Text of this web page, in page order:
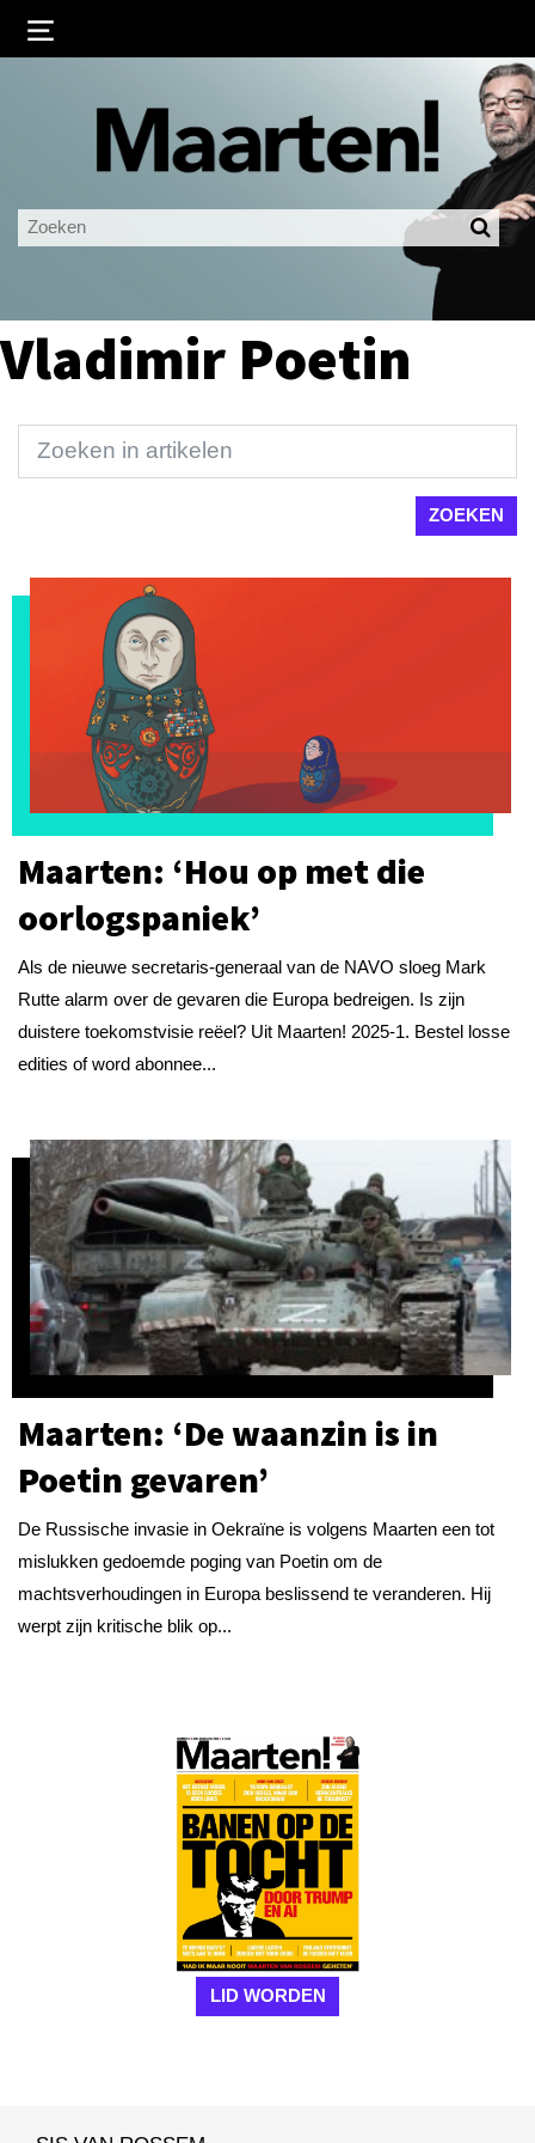
Ingelogd blijven
LOGIN
Vladimir Poetin
Maarten: ‘Hou op met die
oorlogspaniek’
Als de nieuwe secretaris-generaal van de NAVO sloeg Mark
Rutte alarm over de gevaren die Europa bedreigen. Is zijn
duistere toekomstvisie reëel? Uit Maarten! 2025-1. Bestel losse
edities of word abonnee...
Maarten: ‘De waanzin is in
Poetin gevaren’
De Russische invasie in Oekraïne is volgens Maarten een tot
mislukken gedoemde poging van Poetin om de
machtsverhoudingen in Europa beslissend te veranderen. Hij
werpt zijn kritische blik op...
LID WORDEN